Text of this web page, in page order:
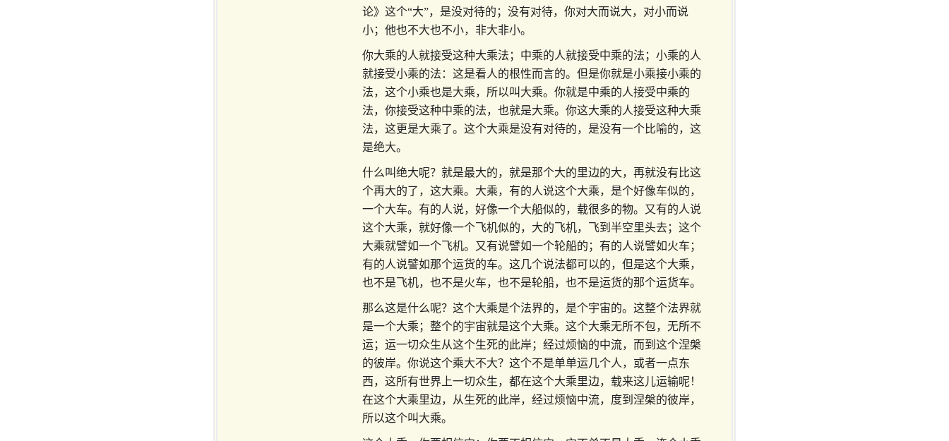
论》这个“大”，是没对待的；没有对待，你对大而说大，对小而说
小；他也不大也不小，非大非小。
你大乘的人就接受这种大乘法；中乘的人就接受中乘的法；小乘的人
就接受小乘的法：这是看人的根性而言的。但是你就是小乘接小乘的
法，这个小乘也是大乘，所以叫大乘。你就是中乘的人接受中乘的
法，你接受这种中乘的法，也就是大乘。你这大乘的人接受这种大乘
法，这更是大乘了。这个大乘是没有对待的，是没有一个比喻的，这
是绝大。
什么叫绝大呢？就是最大的，就是那个大的里边的大，再就没有比这
个再大的了，这大乘。大乘，有的人说这个大乘，是个好像车似的，
一个大车。有的人说，好像一个大船似的，载很多的物。又有的人说
这个大乘，就好像一个飞机似的，大的飞机，飞到半空里头去；这个
大乘就譬如一个飞机。又有说譬如一个轮船的；有的人说譬如火车；
有的人说譬如那个运货的车。这几个说法都可以的，但是这个大乘，
也不是飞机，也不是火车，也不是轮船，也不是运货的那个运货车。
那么这是什么呢？这个大乘是个法界的，是个宇宙的。这整个法界就
是一个大乘；整个的宇宙就是这个大乘。这个大乘无所不包，无所不
运；运一切众生从这个生死的此岸；经过烦恼的中流，而到这个涅槃
的彼岸。你说这个乘大不大？这个不是单单运几个人，或者一点东
西，这所有世界上一切众生，都在这个大乘里边，载来这儿运输呢！
在这个大乘里边，从生死的此岸，经过烦恼中流，度到涅槃的彼岸，
所以这个叫大乘。